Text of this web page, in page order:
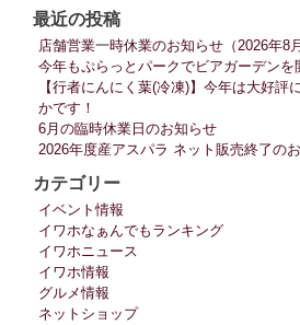
シ
ョ
最近の投稿
店舗営業一時休業のお知らせ（2026年8
今年もぷらっとパークでビアガーデンを
【行者にんにく葉(冷凍)】今年は大好評
かです！
6月の臨時休業日のお知らせ
2026年度産アスパラ ネット販売終了の
カテゴリー
イベント情報
イワホなぁんでもランキング
イワホニュース
イワホ情報
グルメ情報
ネットショップ